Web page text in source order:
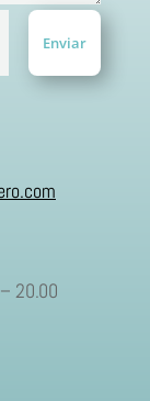
Enviar
20.00